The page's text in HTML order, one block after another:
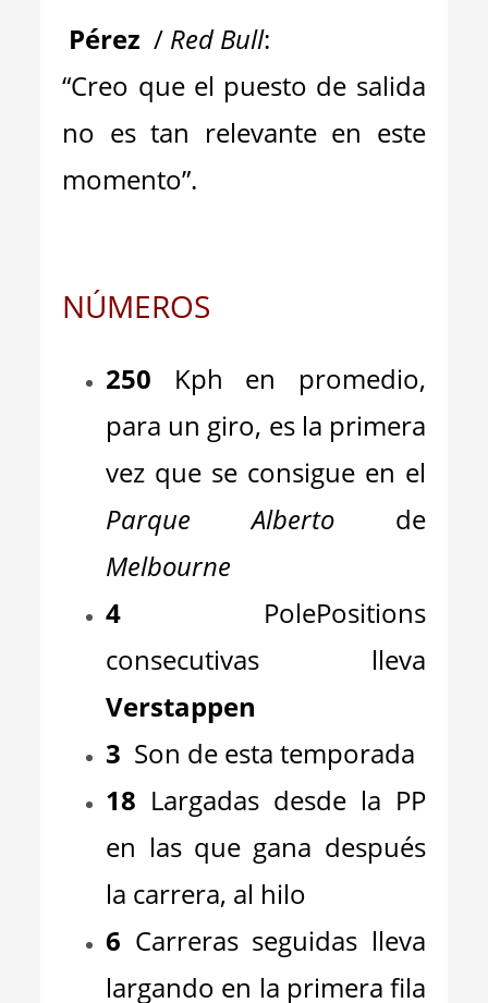
Pérez/ Red Bull:
“Creo que el puesto de salida
no es tan relevante en este
momento”.
NÚMEROS
250 Kph en promedio,
para un giro, es la primera
vez que se consigue en el
Parque Alberto de
Melbourne
4 PolePositions
consecutivas lleva
Verstappen
3 Son de esta temporada
18 Largadas desde la PP
en las que gana después
la carrera, al hilo
6 Carreras seguidas lleva
largando en la primera fila